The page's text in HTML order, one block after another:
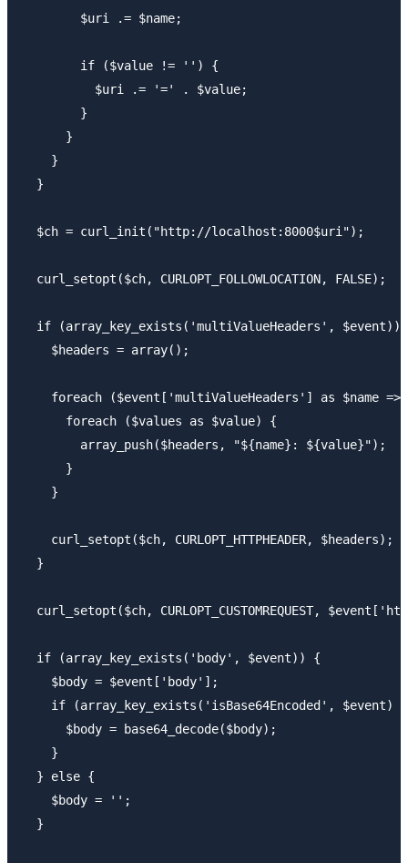
        $uri .= $name;
        if ($value != '') {
          $uri .= '=' . $value;
        }
      }
    }
  }
  $ch = curl_init("http://localhost:8000$uri");
  curl_setopt($ch, CURLOPT_FOLLOWLOCATION, FALSE);
if (array_key_exists('multiValueHeaders', $event))
    $headers = array();
foreach ($event['multiValueHeaders'] as $name =>
      foreach ($values as $value) {
        array_push($headers, "${name}: ${value}");
      }
    }
    curl_setopt($ch, CURLOPT_HTTPHEADER, $headers);
  }
curl_setopt($ch, CURLOPT_CUSTOMREQUEST,
  if (array_key_exists('body', $event)) {
    $body = $event['body'];
if (array_key_exists('isBase64Encoded', $event)
      $body = base64_decode($body);
    }
  } else {
    $body = '';
  }